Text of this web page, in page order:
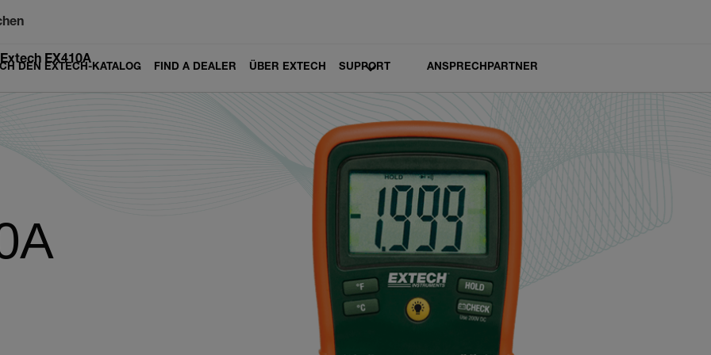
DEN EXTECH-KATALOG FIND A DEALER ÜBER EXTECH SUPPORT ANSPRECHPARTNER
Extech EX410A